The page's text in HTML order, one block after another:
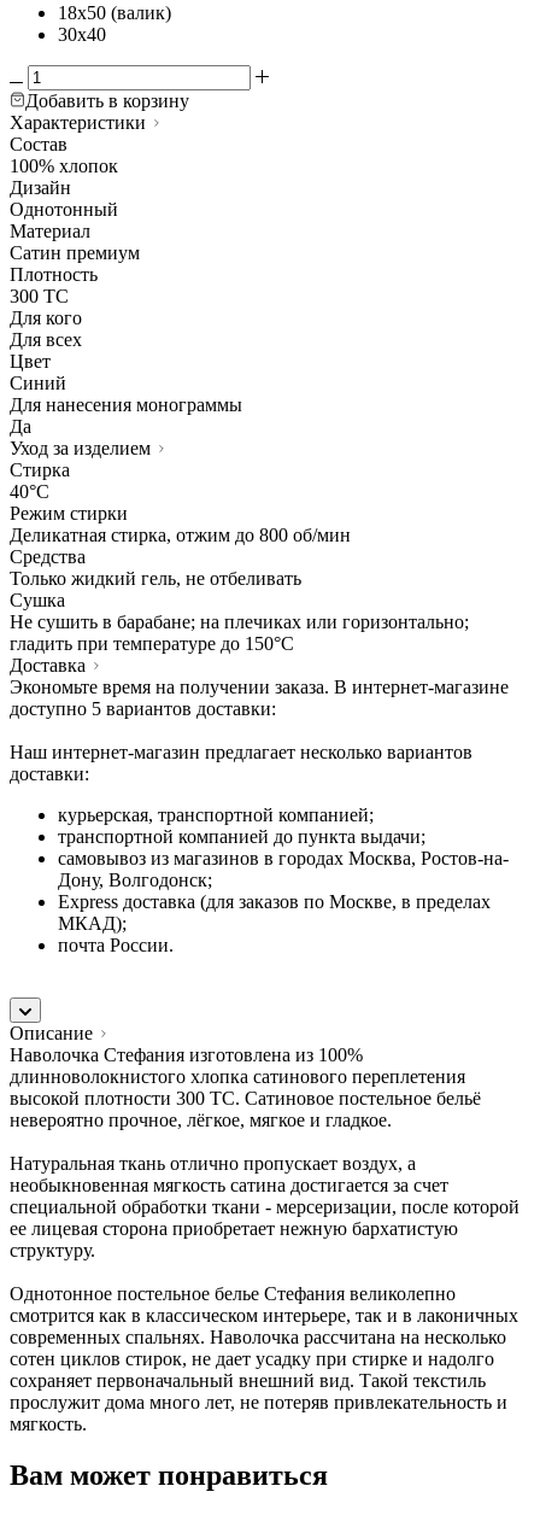
18х50 (валик)
30х40
Добавить в корзину
Характеристики
Состав
100% хлопок
Дизайн
Однотонный
Материал
Сатин премиум
Плотность
300 ТС
Для кого
Для всех
Цвет
Синий
Для нанесения монограммы
Да
Уход за изделием
Стирка
40°C
Режим стирки
Деликатная стирка, отжим до 800 об/мин
Средства
Только жидкий гель, не отбеливать
Сушка
Не сушить в барабане; на плечиках или горизонтально;
гладить при температуре до 150°C
Доставка
Экономьте время на получении заказа. В интернет-магазине
доступно 5 вариантов доставки:
Наш интернет-магазин предлагает несколько вариантов
доставки:
курьерская, транспортной компанией;
транспортной компанией до пункта выдачи;
самовывоз из магазинов в городах Москва, Ростов-на-
Дону, Волгодонск;
Express доставка (для заказов по Москве, в пределах
МКАД);
почта России.
Описание
Наволочка Стефания изготовлена из 100%
длинноволокнистого хлопка сатинового переплетения
высокой плотности 300 TC. Сатиновое постельное бельё
невероятно прочное, лёгкое, мягкое и гладкое.
Натуральная ткань отлично пропускает воздух, а
необыкновенная мягкость сатина достигается за счет
специальной обработки ткани - мерсеризации, после которой
ее лицевая сторона приобретает нежную бархатистую
структуру.
Однотонное постельное белье Стефания великолепно
смотрится как в классическом интерьере, так и в лаконичных
современных спальнях. Наволочка рассчитана на несколько
сотен циклов стирок, не дает усадку при стирке и надолго
сохраняет первоначальный внешний вид. Такой текстиль
прослужит дома много лет, не потеряв привлекательность и
мягкость.
Вам может понравиться